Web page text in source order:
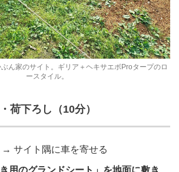
ん家のサイト。ギリア＋ヘキサエボProタープのロ
ースタイル。
荷下ろし（10分）
→ サイト隅に車を寄せる
用のグランドシート」を地面に敷き、